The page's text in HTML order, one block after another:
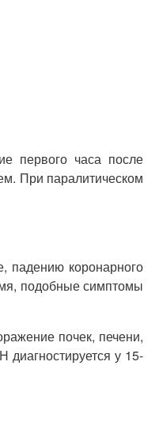
первого часа после
При паралитическом
падению коронарного
подобные симптомы
почек, печени,
у 15-